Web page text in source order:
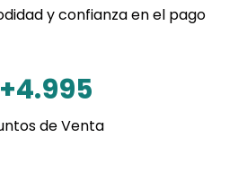
y confianza en el pago
+6.625
de Venta